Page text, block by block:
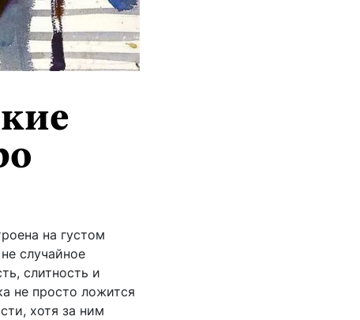
на густом
случайное
слитность и
не просто ложится
хотя за ним